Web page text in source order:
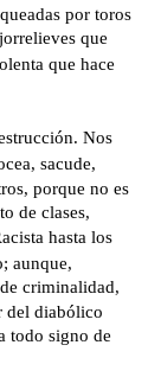
por toros
que
que hace
Nos
sacude,
porque no es
de clases,
hasta los
aunque,
criminalidad,
del diabólico
todo signo de